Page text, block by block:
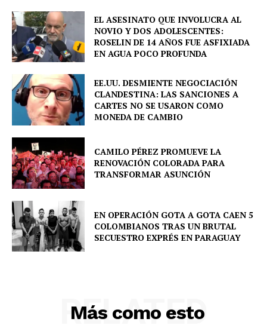
Facebook
EL ASESINATO QUE INVOLUCRA AL
NOVIO Y DOS ADOLESCENTES:
ROSELIN DE 14 AÑOS FUE ASFIXIADA
EN AGUA POCO PROFUNDA
EE.UU. DESMIENTE NEGOCIACIÓN
CLANDESTINA: LAS SANCIONES A
CARTES NO SE USARON COMO
MONEDA DE CAMBIO
CAMILO PÉREZ PROMUEVE LA
RENOVACIÓN COLORADA PARA
TRANSFORMAR ASUNCIÓN
EN OPERACIÓN GOTA A GOTA CAEN 5
COLOMBIANOS TRAS UN BRUTAL
SECUESTRO EXPRÉS EN PARAGUAY
Más como esto
RELATED